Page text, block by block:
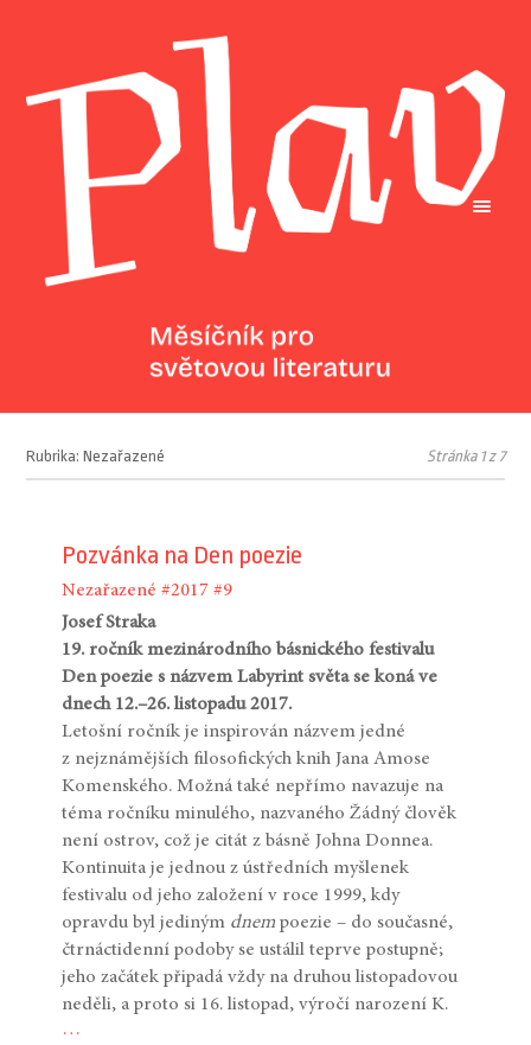
Rubrika: Nezařazené Stránka 1 z 7
Pozvánka na Den poezie
Nezařazené #2017 #9
Josef Straka
19. ročník mezinárodního básnického festivalu
Den poezie s názvem Labyrint světa se koná ve
dnech 12.–26. listopadu 2017.
Letošní ročník je inspirován názvem jedné
z nejznámějších filosofických knih Jana Amose
Komenského. Možná také nepřímo navazuje na
téma ročníku minulého, nazvaného Žádný člověk
není ostrov, což je citát z básně Johna Donnea.
Kontinuita je jednou z ústředních myšlenek
festivalu od jeho založení v roce 1999, kdy
opravdu byl jediným dnempoezie – do současné,
čtrnáctidenní podoby se ustálil teprve postupně;
jeho začátek připadá vždy na druhou listopadovou
neděli, a proto si 16. listopad, výročí narození K.
…